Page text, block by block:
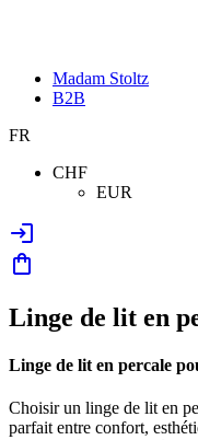
Madam Stoltz
B2B
FR
CHF
EUR
Linge de lit en
Linge de lit en percale
Choisir un linge de lit en
parfait entre confort,